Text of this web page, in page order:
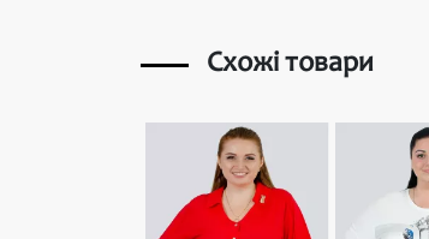
Схожі товари